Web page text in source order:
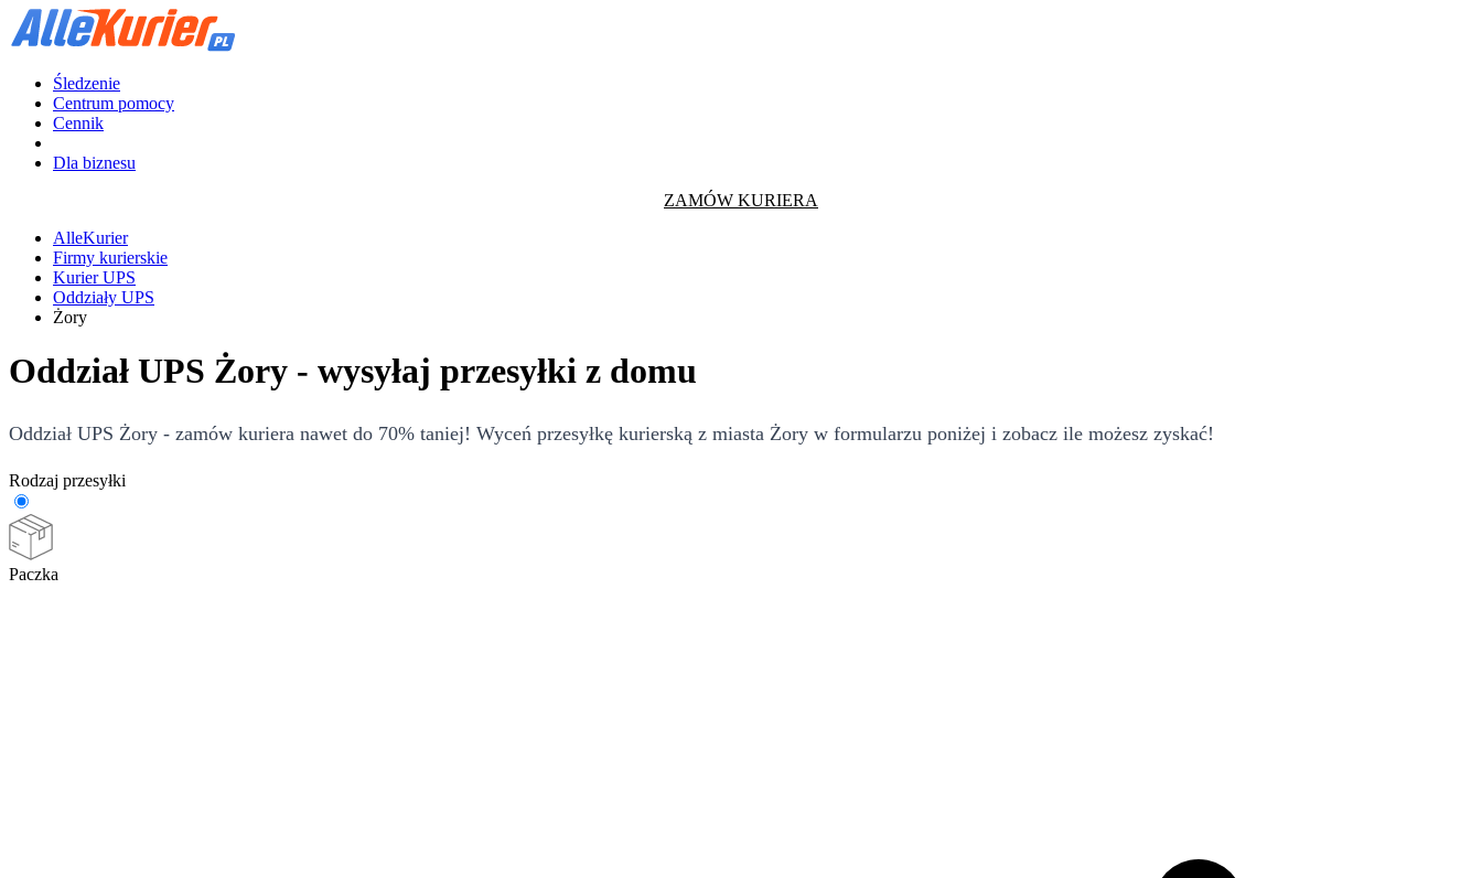
Śledzenie
Centrum pomocy
Cennik
Dla biznesu
ZAMÓW KURIERA
AlleKurier
Firmy kurierskie
Kurier UPS
Oddziały UPS
Żory
Oddział UPS Żory - wysyłaj przesyłki z domu
Oddział UPS Żory - zamów kuriera nawet do 70% taniej! Wyceń przesyłkę kurierską z miasta Żory w formularzu poniżej i zobacz ile możesz zyskać!
Rodzaj przesyłki
Paczka